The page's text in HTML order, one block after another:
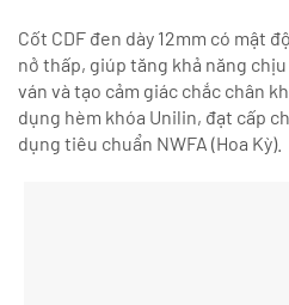
Cốt CDF đen dày 12mm có mật
nở thấp, giúp tăng khả năng
ván và tạo cảm giác chắc chân
dụng hèm khóa Unilin, đạt cấp
dụng tiêu chuẩn NWFA (Hoa Kỳ).